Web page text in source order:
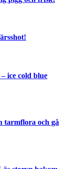
ice cold blue
tarmflora och gå